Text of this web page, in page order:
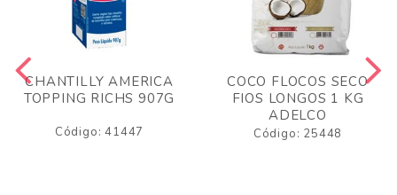
CHANTILLY AMERICA
TOPPING RICHS 907G
Código: 41447
COCO FLOCOS SECO
FIOS LONGOS 1 KG
ADELCO
Código: 25448